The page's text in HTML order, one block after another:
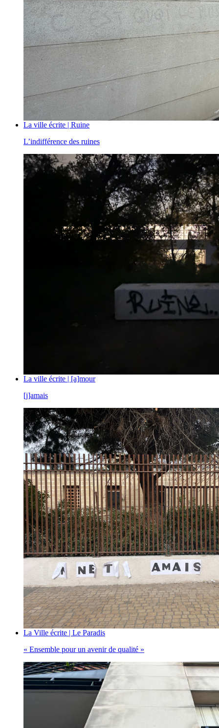
La ville écrite | Ruine
L’indifférence des ruines
La ville écrite | [a]mour
[j]amais
La Ville écrite | Le Paradis
« Ensemble pour un avenir de qualité »